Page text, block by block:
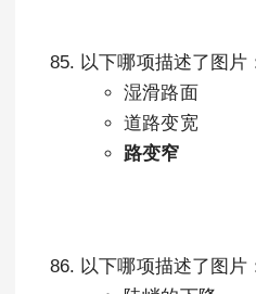
以下哪项描述了图片
湿滑路面
道路变宽
路变窄
以下哪项描述了图片